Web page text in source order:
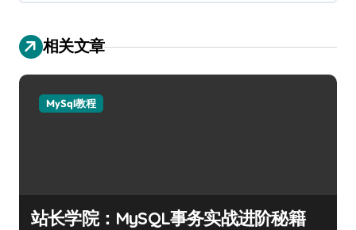
相关文章
MySql教程
站长学院：MySQL事务实战进阶秘籍